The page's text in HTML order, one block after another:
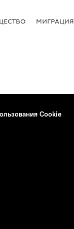
МИГРАЦИЯ
Cookie